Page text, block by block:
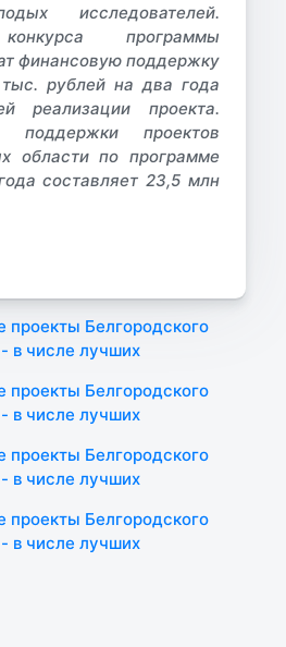
исследователей.
программы
финансовую поддержку
рублей на два года
реализации проекта.
проектов
области по программе
составляет 23,5 млн